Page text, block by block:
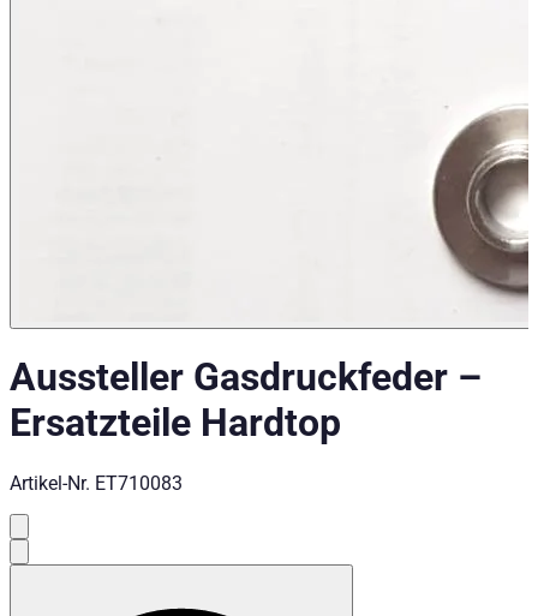
Aussteller Gasdruckfeder –
Ersatzteile Hardtop
Artikel-Nr. ET710083